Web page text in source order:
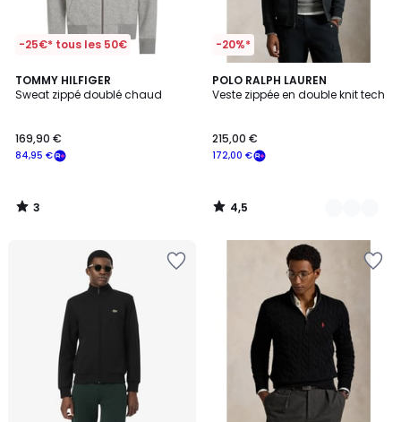
-25€* tous les 50€
TOMMY HILFIGER
Sweat zippé doublé chaud
84,95 €
169,90 €
3
/
3
/
-20%*
POLO RALPH LAUREN
Veste zippée en double knit tech
172,00 €
215,00 €
4,5
/ 5
2
Couleurs
4,5
/